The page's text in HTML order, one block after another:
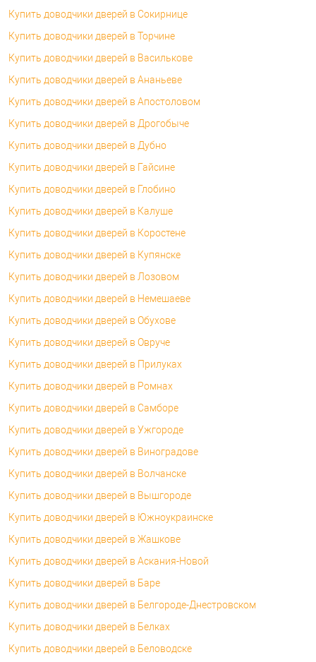
Купить доводчики дверей в Сокирнице
Купить доводчики дверей в Торчине
Купить доводчики дверей в Василькове
Купить доводчики дверей в Ананьеве
Купить доводчики дверей в Апостоловом
Купить доводчики дверей в Дрогобыче
Купить доводчики дверей в Дубно
Купить доводчики дверей в Гайсине
Купить доводчики дверей в Глобино
Купить доводчики дверей в Калуше
Купить доводчики дверей в Коростене
Купить доводчики дверей в Купянске
Купить доводчики дверей в Лозовом
Купить доводчики дверей в Немешаеве
Купить доводчики дверей в Обухове
Купить доводчики дверей в Овруче
Купить доводчики дверей в Прилуках
Купить доводчики дверей в Ромнах
Купить доводчики дверей в Самборе
Купить доводчики дверей в Ужгороде
Купить доводчики дверей в Виноградове
Купить доводчики дверей в Волчанске
Купить доводчики дверей в Вышгороде
Купить доводчики дверей в Южноукраинске
Купить доводчики дверей в Жашкове
Купить доводчики дверей в Аскания-Новой
Купить доводчики дверей в Баре
Купить доводчики дверей в Белгороде-Днестровском
Купить доводчики дверей в Белках
Купить доводчики дверей в Беловодске